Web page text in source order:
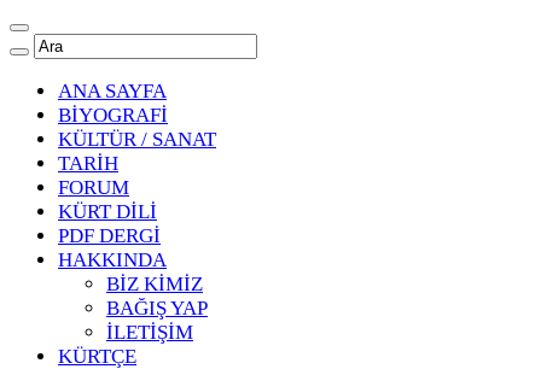
ANA SAYFA
BİYOGRAFİ
KÜLTÜR / SANAT
TARİH
FORUM
KÜRT DİLİ
PDF DERGİ
HAKKINDA
BİZ KİMİZ
BAĞIŞ YAP
İLETİŞİM
KÜRTÇE